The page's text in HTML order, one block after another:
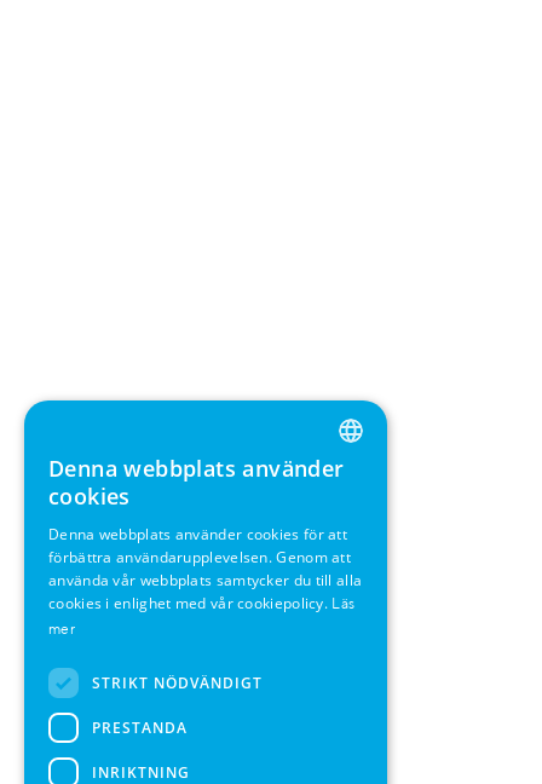
ENGLISH
SWEDISH
FRENCH
Denna webbplats använder
cookies
Denna webbplats använder cookies för att
förbättra användarupplevelsen. Genom att
använda vår webbplats samtycker du till alla
cookies i enlighet med vår cookiepolicy. Läs
mer
STRIKT NÖDVÄNDIGT
PRESTANDA
INRIKTNING